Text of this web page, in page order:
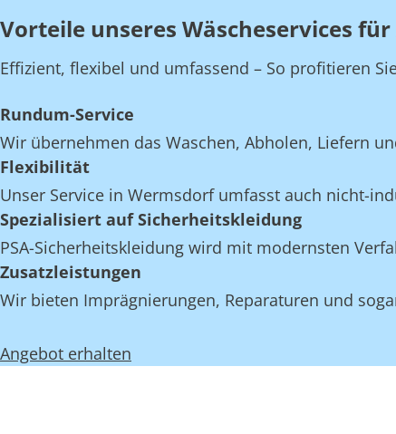
Vorteile unseres Wäscheservices
Effizient, flexibel und umfassend – So profitieren
Rundum-Service
Wir übernehmen das Waschen, Abholen, Liefern
Flexibilität
Unser Service in Wermsdorf umfasst auch nicht-
Spezialisiert auf Sicherheitskleidung
PSA-Sicherheitskleidung wird mit modernsten
Zusatzleistungen
Wir bieten Imprägnierungen, Reparaturen und
Angebot erhalten